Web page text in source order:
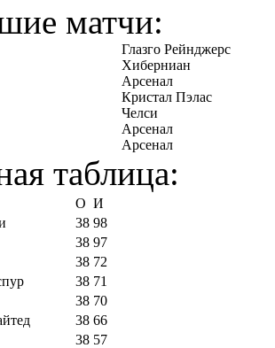
матчи:
Глазго Рейнджерс
Хиберниан
Арсенал
Кристал Пэлас
Челси
Арсенал
Арсенал
таблица:
О И
38 98
38 97
38 72
38 71
38 70
38 66
38 57